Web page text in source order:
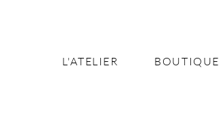
L'ATELIER BOUTIQUE